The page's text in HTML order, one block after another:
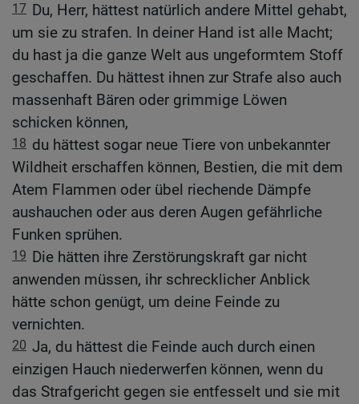
17 Du, Herr, hättest natürlich andere Mittel gehabt,
um sie zu strafen. In deiner Hand ist alle Macht;
du hast ja die ganze Welt aus ungeformtem Stoff
geschaffen. Du hättest ihnen zur Strafe also auch
massenhaft Bären oder grimmige Löwen
schicken können,
18 du hättest sogar neue Tiere von unbekannter
Wildheit erschaffen können, Bestien, die mit dem
Atem Flammen oder übel riechende Dämpfe
aushauchen oder aus deren Augen gefährliche
Funken sprühen.
19 Die hätten ihre Zerstörungskraft gar nicht
anwenden müssen, ihr schrecklicher Anblick
hätte schon genügt, um deine Feinde zu
vernichten.
20 Ja, du hättest die Feinde auch durch einen
einzigen Hauch niederwerfen können, wenn du
das Strafgericht gegen sie entfesselt und sie mit